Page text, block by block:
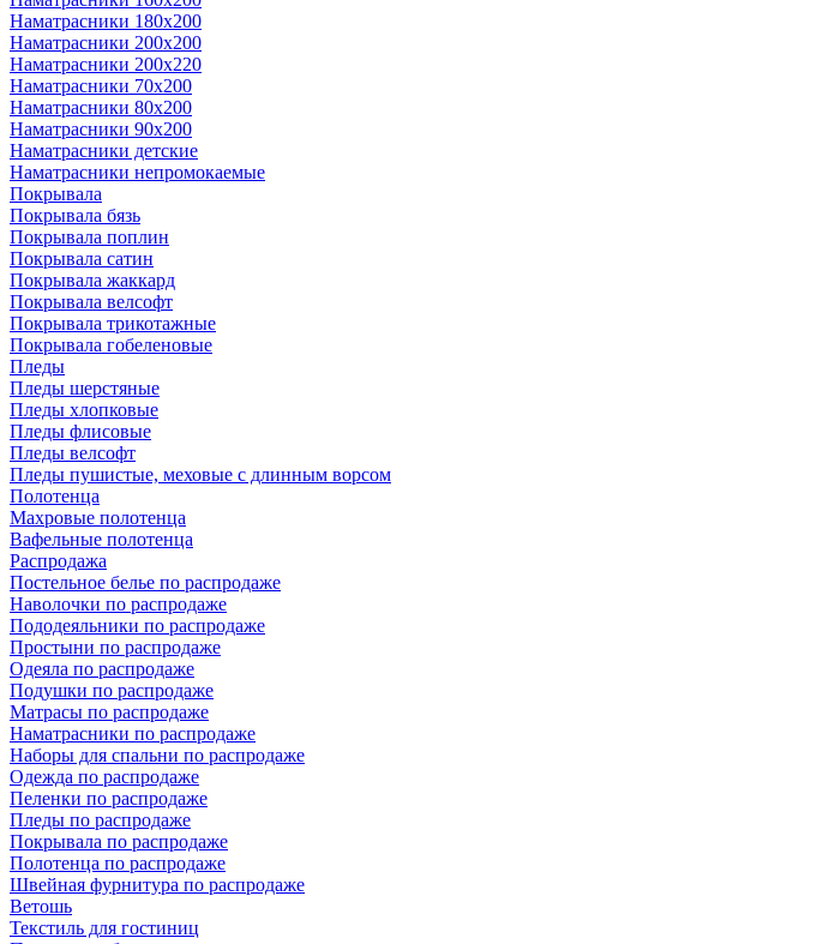
Наматрасники 180х200
Наматрасники 200х200
Наматрасники 200х220
Наматрасники 70х200
Наматрасники 80х200
Наматрасники 90х200
Наматрасники детские
Наматрасники непромокаемые
Покрывала
Покрывала бязь
Покрывала поплин
Покрывала сатин
Покрывала жаккард
Покрывала велсофт
Покрывала трикотажные
Покрывала гобеленовые
Пледы
Пледы шерстяные
Пледы хлопковые
Пледы флисовые
Пледы велсофт
Пледы пушистые, меховые с длинным ворсом
Полотенца
Махровые полотенца
Вафельные полотенца
Распродажа
Постельное белье по распродаже
Наволочки по распродаже
Пододеяльники по распродаже
Простыни по распродаже
Одеяла по распродаже
Подушки по распродаже
Матрасы по распродаже
Наматрасники по распродаже
Наборы для спальни по распродаже
Одежда по распродаже
Пеленки по распродаже
Пледы по распродаже
Покрывала по распродаже
Полотенца по распродаже
Швейная фурнитура по распродаже
Ветошь
Текстиль для гостиниц